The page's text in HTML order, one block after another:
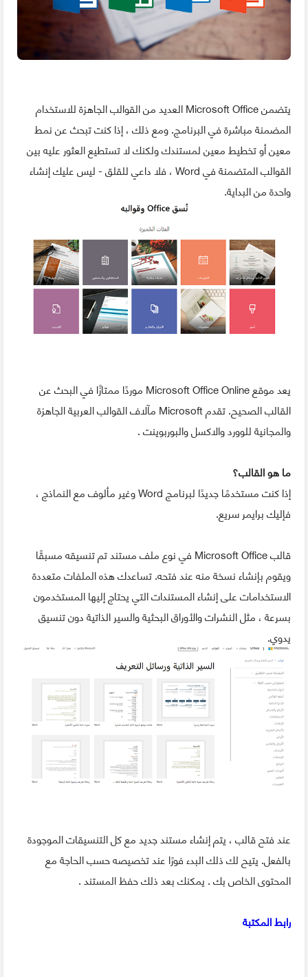
يتضمن Microsoft Office العديد من القوالب الجاهزة للاستخدام
المضمنة مباشرة في البرنامج. ومع ذلك ، إذا كنت تبحث عن نمط
معين أو تخطيط معين لمستندك ولكنك لا تستطيع العثور عليه بين
القوالب المتضمنة في Word ، فلا داعي للقلق - ليس عليك إنشاء
واحدة من البداية.
يعد موقع Microsoft Office Online موردًا ممتازًا في البحث عن
القالب الصحيح. تقدم Microsoft مآلاف القوالب العربية الجاهزة
والمجانية للوورد والاكسل والبوربوينت .
ما هو القالب؟
إذا كنت مستخدمًا جديدًا لبرنامج Word وغير مألوف مع النماذج ،
فإليك برايمر سريع.
قالب Microsoft Office في نوع ملف مستند تم تنسيقه مسبقًا
ويقوم بإنشاء نسخة منه عند فتحه. تساعدك هذه الملفات متعددة
الاستخدامات على إنشاء المستندات التي يحتاج إليها المستخدمون
بسرعة ، مثل النشرات والأوراق البحثية والسير الذاتية دون تنسيق
يدوي.
عند فتح قالب ، يتم إنشاء مستند جديد مع كل التنسيقات الموجودة
بالفعل. يتيح لك ذلك البدء فورًا عند تخصيصه حسب الحاجة مع
المحتوى الخاص بك . يمكنك بعد ذلك حفظ المستند .
رابط المكتبة